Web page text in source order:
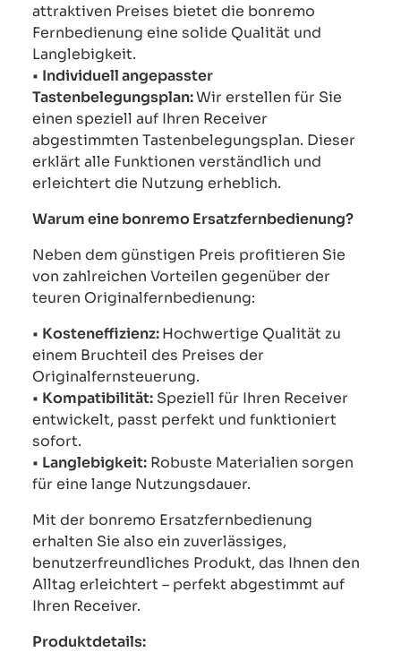
attraktiven Preises bietet die bonremo
Fernbedienung eine solide Qualität und
Langlebigkeit.
• Individuell angepasster
Tastenbelegungsplan:Wir erstellen für Sie
einen speziell auf Ihren Receiver
abgestimmten Tastenbelegungsplan. Dieser
erklärt alle Funktionen verständlich und
erleichtert die Nutzung erheblich.
Warum eine bonremo Ersatzfernbedienung?
Neben dem günstigen Preis profitieren Sie
von zahlreichen Vorteilen gegenüber der
teuren Originalfernbedienung:
• Kosteneffizienz:Hochwertige Qualität zu
einem Bruchteil des Preises der
Originalfernsteuerung.
• Kompatibilität: Speziell für Ihren Receiver
entwickelt, passt perfekt und funktioniert
sofort.
• Langlebigkeit: Robuste Materialien sorgen
für eine lange Nutzungsdauer.
Mit der bonremo Ersatzfernbedienung
erhalten Sie also ein zuverlässiges,
benutzerfreundliches Produkt, das Ihnen den
Alltag erleichtert – perfekt abgestimmt auf
Ihren Receiver.
Produktdetails: